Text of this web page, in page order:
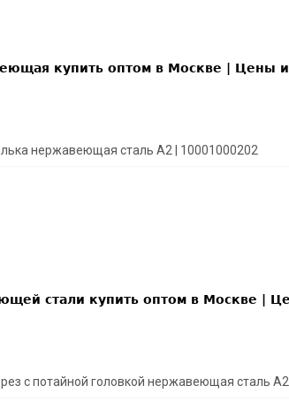
нержавеющая сталь A2 | 10001000202
с потайной головкой нержавеющая сталь A2